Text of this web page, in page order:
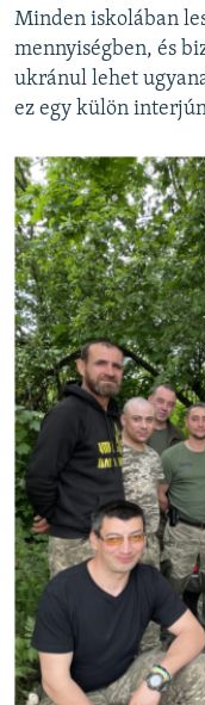
Minden iskolában
mennyiségben, és
ukránul lehet
ez egy külön